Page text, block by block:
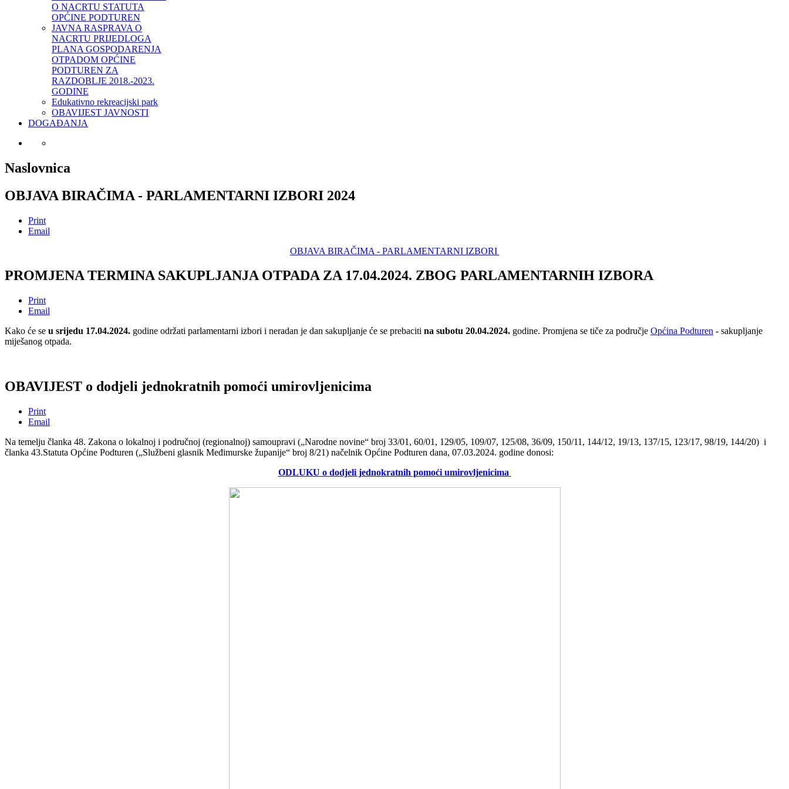
O NACRTU STATUTA
OPĆINE PODTUREN
JAVNA RASPRAVA O
NACRTU PRIJEDLOGA
PLANA GOSPODARENJA
OTPADOM OPĆINE
PODTUREN ZA
RAZDOBLJE 2018.-2023.
GODINE
Edukativno rekreacijski park
OBAVIJEST JAVNOSTI
DOGAĐANJA
Naslovnica
OBJAVA BIRAČIMA - PARLAMENTARNI IZBORI 2024
Print
Email
OBJAVA BIRAČIMA - PARLAMENTARNI IZBORI
PROMJENA TERMINA SAKUPLJANJA OTPADA ZA 17.04.2024. ZBOG PARLAMENTARNIH IZBORA
Print
Email
Kako će se u srijedu 17.04.2024. godine održati parlamentarni izbori i neradan je dan sakupljanje će se prebaciti na subotu 20.04.2024. godine. Promjena se tiče za područje Općina Podturen - sakupljanje
miješanog otpada.
OBAVIJEST o dodjeli jednokratnih pomoći umirovljenicima
Print
Email
Na temelju članka 48. Zakona o lokalnoj i područnoj (regionalnoj) samoupravi („Narodne novine“ broj 33/01, 60/01, 129/05, 109/07, 125/08, 36/09, 150/11, 144/12, 19/13, 137/15, 123/17, 98/19, 144/20) i
članka 43.Statuta Općine Podturen („Službeni glasnik Međimurske županije“ broj 8/21) načelnik Općine Podturen dana, 07.03.2024. godine donosi:
ODLUKU o dodjeli jednokratnih pomoći umirovljenicima